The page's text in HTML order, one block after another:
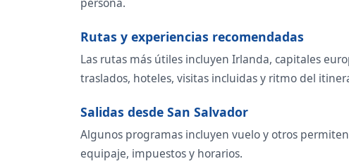
Rutas y experiencias recomendadas
Las rutas más útiles incluyen Irlanda, capitales
traslados, hoteles, visitas incluidas y ritmo del
Salidas desde San Salvador
Algunos programas incluyen vuelo y otros
equipaje, impuestos y horarios.